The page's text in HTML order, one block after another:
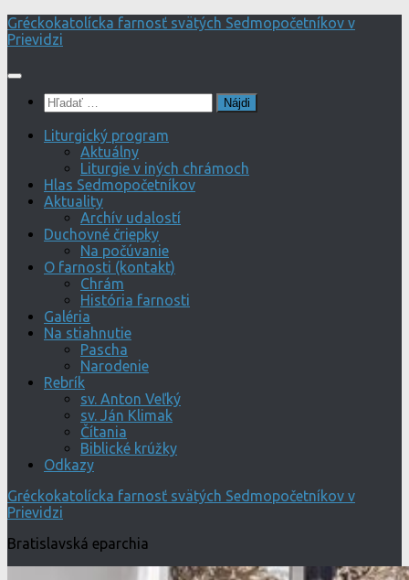
Preskočiť
na
Gréckokatolícka farnosť svätých Sedmopočetníkov v
Prievidzi
Hľadať:
Liturgický program
Aktuálny
Liturgie v iných chrámoch
Hlas Sedmopočetníkov
Aktuality
Archív udalostí
Duchovné čriepky
Na počúvanie
O farnosti (kontakt)
Chrám
História farnosti
Galéria
Na stiahnutie
Pascha
Narodenie
Rebrík
sv. Anton Veľký
sv. Ján Klimak
Čítania
Biblické krúžky
Odkazy
Gréckokatolícka farnosť svätých Sedmopočetníkov v
Prievidzi
Bratislavská eparchia